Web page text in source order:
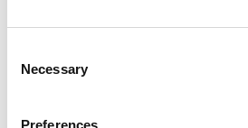
Selection
Necessary
Preferences